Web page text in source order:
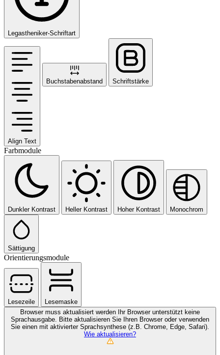
Legastheniker-Schriftart
Align Text
Buchstabenabstand Schriftstärke
Farbmodule
Dunkler Kontrast Heller Kontrast Hoher Kontrast Monochrom
Sättigung
Orientierungsmodule
Lesezeile
Lesemaske
Browser muss aktualisiert werden
Ihr Browser unterstützt keine
Sprachausgabe. Bitte aktualisieren Sie Ihren Browser oder verwenden
Sie einen mit aktivierter Sprachsynthese (z.B. Chrome, Edge, Safari).
Wie aktualisieren?